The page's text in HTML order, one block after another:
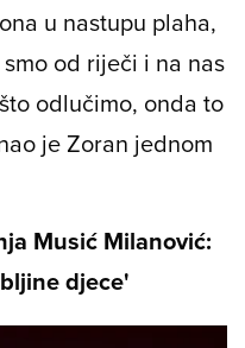
u nastupu plaha,
od riječi i na nas
odlučimo, onda to
je Zoran jednom
Musić Milanović:
djece'